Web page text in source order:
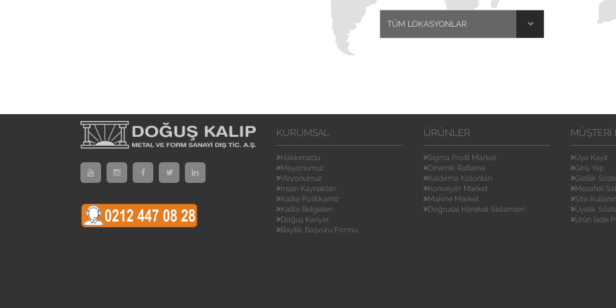
KURUMSAL
Hakkımızda
Misyonumuz
Vizyonumuz
İnsan Kaynakları
Kalite Politikamız
Kalite Belgeleri
Doğuş Kariyer
Bayilik Başvuru Formu
ÜRÜNLER
Sigma Profil Market
Dinamik Raflama
Kaldırma Kolonları
Konveyör Market
Makine Market
Doğrusal Hareket Sistemleri
MÜŞTERI
Üye Kayıt
Giriş Yap
Gizlilik
Mesafeli
Site
Üyelik
Ürün İade